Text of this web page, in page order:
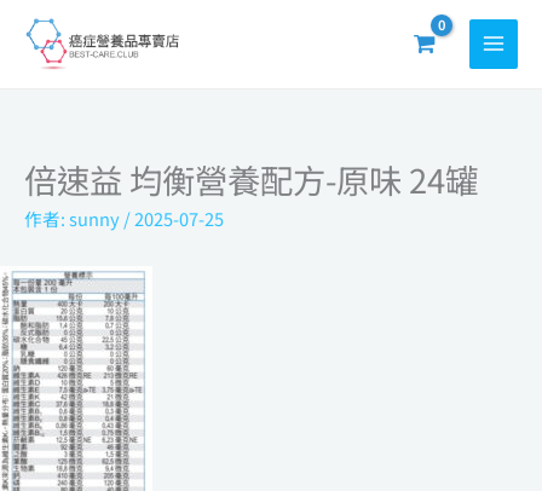
倍速益 均衡營養配方-原味 24罐
作者:sunny/2025-07-25